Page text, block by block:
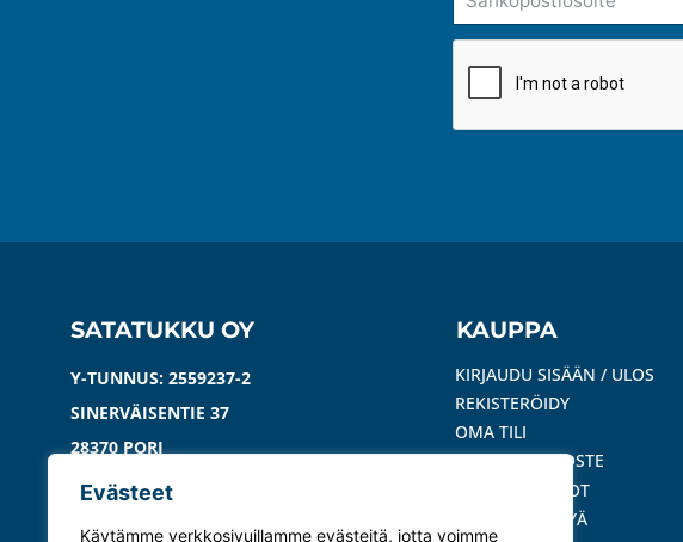
Evästeet
Käytämme verkkosivuillamme evästeitä, jotta voimme
SATATUKKU OY
Y-TUNNUS: 2559237-2
SINERVÄISENTIE 37
28370 PORI
YHTEYSTIEDOT
KAUPPA
KIRJAUDU SISÄÄN / ULOS
REKISTERÖIDY
OMA TILI
REKISTERISELOSTE
TOIMITUSEHDOT
USEIN KYSYTTYÄ